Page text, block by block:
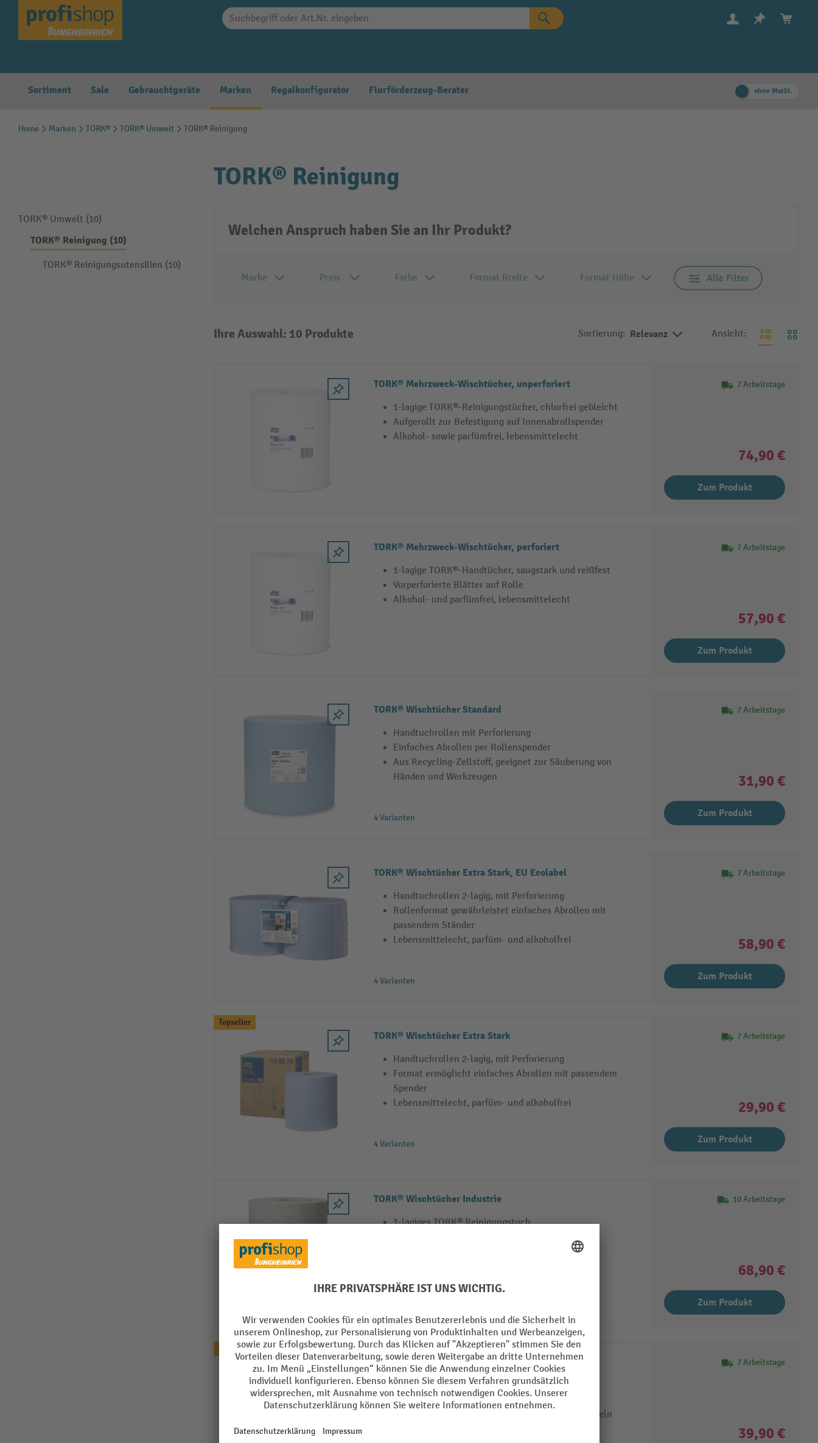
Zur Hauptnavigation springen
Sortiment Sale Gebrauchtgeräte Marken Regalkonfigurator Flurförderzeug-Berater ohne MwSt.
Home Marken TORK® TORK® Umwelt TORK® Reinigung
TORK® Umwelt (10)
TORK® Reinigung (10)
TORK® Reinigungsutensilien (10)
TORK® Reinigung
Welchen Anspruch haben Sie an Ihr Produkt?
Marke Preis Farbe Format Breite Format Höhe Alle Filter
Ihre Auswahl: 10 Produkte Sortierung: Relevanz Ansicht:
TORK® Mehrzweck-Wischtücher, unperforiert
1-lagige TORK®-Reinigungstücher, chlorfrei gebleicht
Aufgerollt zur Befestigung auf Innenabrollspender
Alkohol- sowie parfümfrei, lebensmittelecht
7 Arbeitstage
74,90 €
Zum Produkt
TORK® Mehrzweck-Wischtücher, perforiert
1-lagige TORK®-Handtücher, saugstark und reißfest
Vorperforierte Blätter auf Rolle
Alkohol- und parfümfrei, lebensmittelecht
7 Arbeitstage
57,90 €
Zum Produkt
TORK® Wischtücher Standard
Handtuchrollen mit Perforierung
Einfaches Abrollen per Rollenspender
Aus Recycling-Zellstoff, geeignet zur Säuberung von
Händen und Werkzeugen
4 Varianten
7 Arbeitstage
31,90 €
Zum Produkt
TORK® Wischtücher Extra Stark, EU Ecolabel
Handtuchrollen 2-lagig, mit Perforierung
Rollenformat gewährleistet einfaches Abrollen mit
passendem Ständer
Lebensmittelecht, parfüm- und alkoholfrei
4 Varianten
7 Arbeitstage
58,90 €
Zum Produkt
Topseller
TORK® Wischtücher Extra Stark
Handtuchrollen 2-lagig, mit Perforierung
Format ermöglicht einfaches Abrollen mit passendem
Spender
Lebensmittelecht, parfüm- und alkoholfrei
4 Varianten
7 Arbeitstage
29,90 €
Zum Produkt
TORK® Wischtücher Industrie
1-lagiges TORK® Reinigungstuch
10 Arbeitstage
68,90 €
Zum Produkt
Topseller
TORK® Reinigungstücher im Spendereimer
1-lagige Wischtücher aus Vlies
Spendereimer ermöglicht mobilen Einsatz
Parfümfrei und beständig gegenüber Lösungsmitteln
7 Arbeitstage
39,90 €